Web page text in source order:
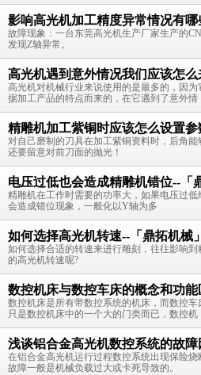
影响高光机加工精度异常情况有哪
故障现象：一台东莞高光机生产厂家生产的
发现Z轴异常。
高光机遇到意外情况我们应该怎么
高光机对机械行业来说使用的是最多的，因
据加工产品的特点而来的，在它遇到了意外情
精雕机加工紫铜时应该怎么设置参
对自己磨制的刀具在加工紫铜资料时，后角
还要留意对前刀面的抛光！
电压过低也会造成精雕机错位--「
精雕机在工作时需要的功率大，如果电压过
会造成错位现象，一般化以Y轴为多
如何选择高光机转速--「鼎拓机械」
如何选择合适的转速来进行雕刻，往往影响
的高光机转速呢?
数控机床与数控车床的概念和功能
数控机床是所有带数控系统的机床，而数控
只是数控机床中的一个大的门类而已，数控机
浅谈铝合金高光机数控系统的故障
在铝合金高光机运行过程数控系统出现保险
故障一般是机械负载过大或卡死导致的。